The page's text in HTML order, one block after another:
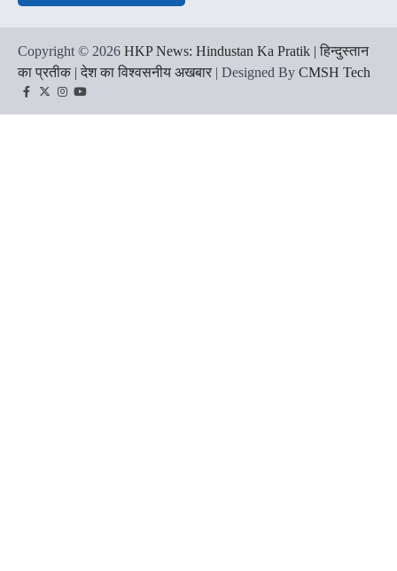
Copyright © 2026 HKP News: Hindustan Ka Pratik | हिन्दुस्तान
का प्रतीक | देश का विश्वसनीय अखबार | Designed By CMSH Tech
Facebook
TwitterInstagram
YouTube